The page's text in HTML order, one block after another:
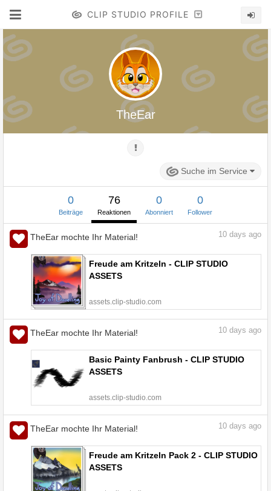
CLIP STUDIO PROFILE
TheEar
Suche im Service
0
Beiträge
76
Reaktionen
0
Abonniert
0
Follower
TheEar mochte Ihr Material! 10 days ago
Freude am Kritzeln - CLIP STUDIO
ASSETS
assets.clip-studio.com
TheEar mochte Ihr Material! 10 days ago
Basic Painty Fanbrush - CLIP STUDIO
ASSETS
assets.clip-studio.com
TheEar mochte Ihr Material! 10 days ago
Freude am Kritzeln Pack 2 - CLIP STUDIO
ASSETS